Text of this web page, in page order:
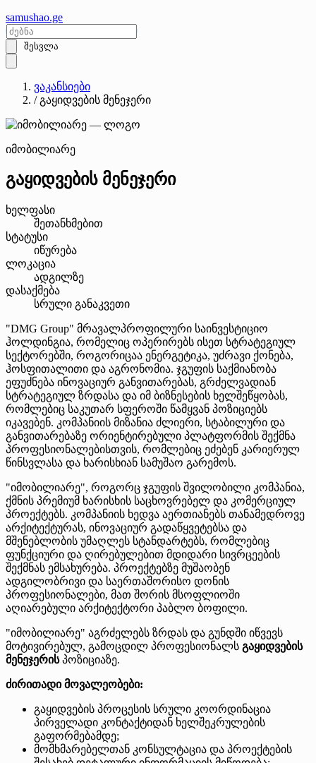
samushao.ge
შესვლა
ვაკანსიები
/ გაყიდვების მენეჯერი
იმობილიარე
გაყიდვების მენეჯერი
ხელფასი
შეთანხმებით
სტატუსი
იწურება
ლოკაცია
ადგილზე
დასაქმება
სრული განაკვეთი
"DMG Group" მრავალპროფილური საინვესტიციო
ჰოლდინგია, რომელიც ოპერირებს ისეთ სტრატეგიულ
სექტორებში, როგორიცაა ენერგეტიკა, უძრავი ქონება,
ჰოსფითალითი და აგრონომია. ჯგუფის საქმიანობა
ეფუძნება ინოვაციურ განვითარებას, გრძელვადიან
სტრატეგიულ ზრდასა და იმ ბიზნესების ხელშეწყობას,
რომლებიც საკუთარ სფეროში წამყვან პოზიციებს
იკავებენ. კომპანიის მიზანია ძლიერი, სტაბილური და
განვითარებაზე ორიენტირებული პლატფორმის შექმნა
პროფესიონალებისთვის, რომლებიც ეძებენ კარიერულ
წინსვლასა და ხარისხიან სამუშაო გარემოს.
"იმობილიარე", როგორც ჯგუფის შვილობილი კომპანია,
ქმნის პრემიუმ ხარისხის საცხოვრებელ და კომერციულ
პროექტებს. კომპანიის ხედვა აერთიანებს თანამედროვე
არქიტექტურას, ინოვაციურ გადაწყვეტებსა და
მშენებლობის უმაღლეს სტანდარტებს, რომლებიც
ფუნქციური და ღირებულებით მდიდარი სივრცეების
შექმნას ემსახურება. პროექტებზე მუშაობენ
ადგილობრივი და საერთაშორისო დონის
პროფესიონალები, მათ შორის მსოფლიოში
აღიარებული არქიტექტორი პაბლო ბოფილი.
"იმობილიარე" აგრძელებს ზრდას და გუნდში იწვევს
მოტივირებულ, გამოცდილ პროფესიონალს გაყიდვების
მენეჯერისპოზიციაზე.
ძირითადი მოვალეობები:
გაყიდვების პროცესის სრული კოორდინაცია
პირველადი კონტაქტიდან ხელშეკრულების
გაფორმებამდე;
მომხმარებელთან კონსულტაცია და პროექტების